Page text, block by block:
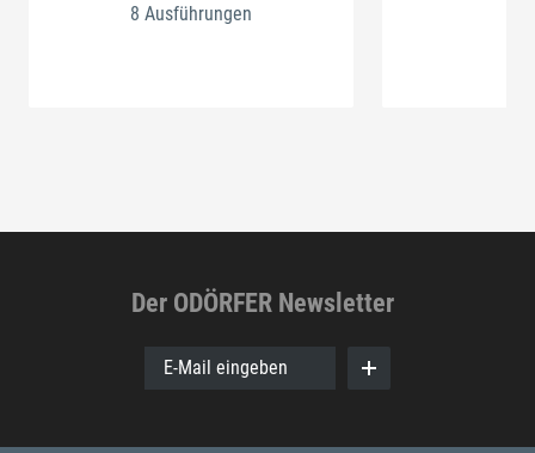
8 Ausführungen
Der ODÖRFER Newsletter
E-Mail eingeben